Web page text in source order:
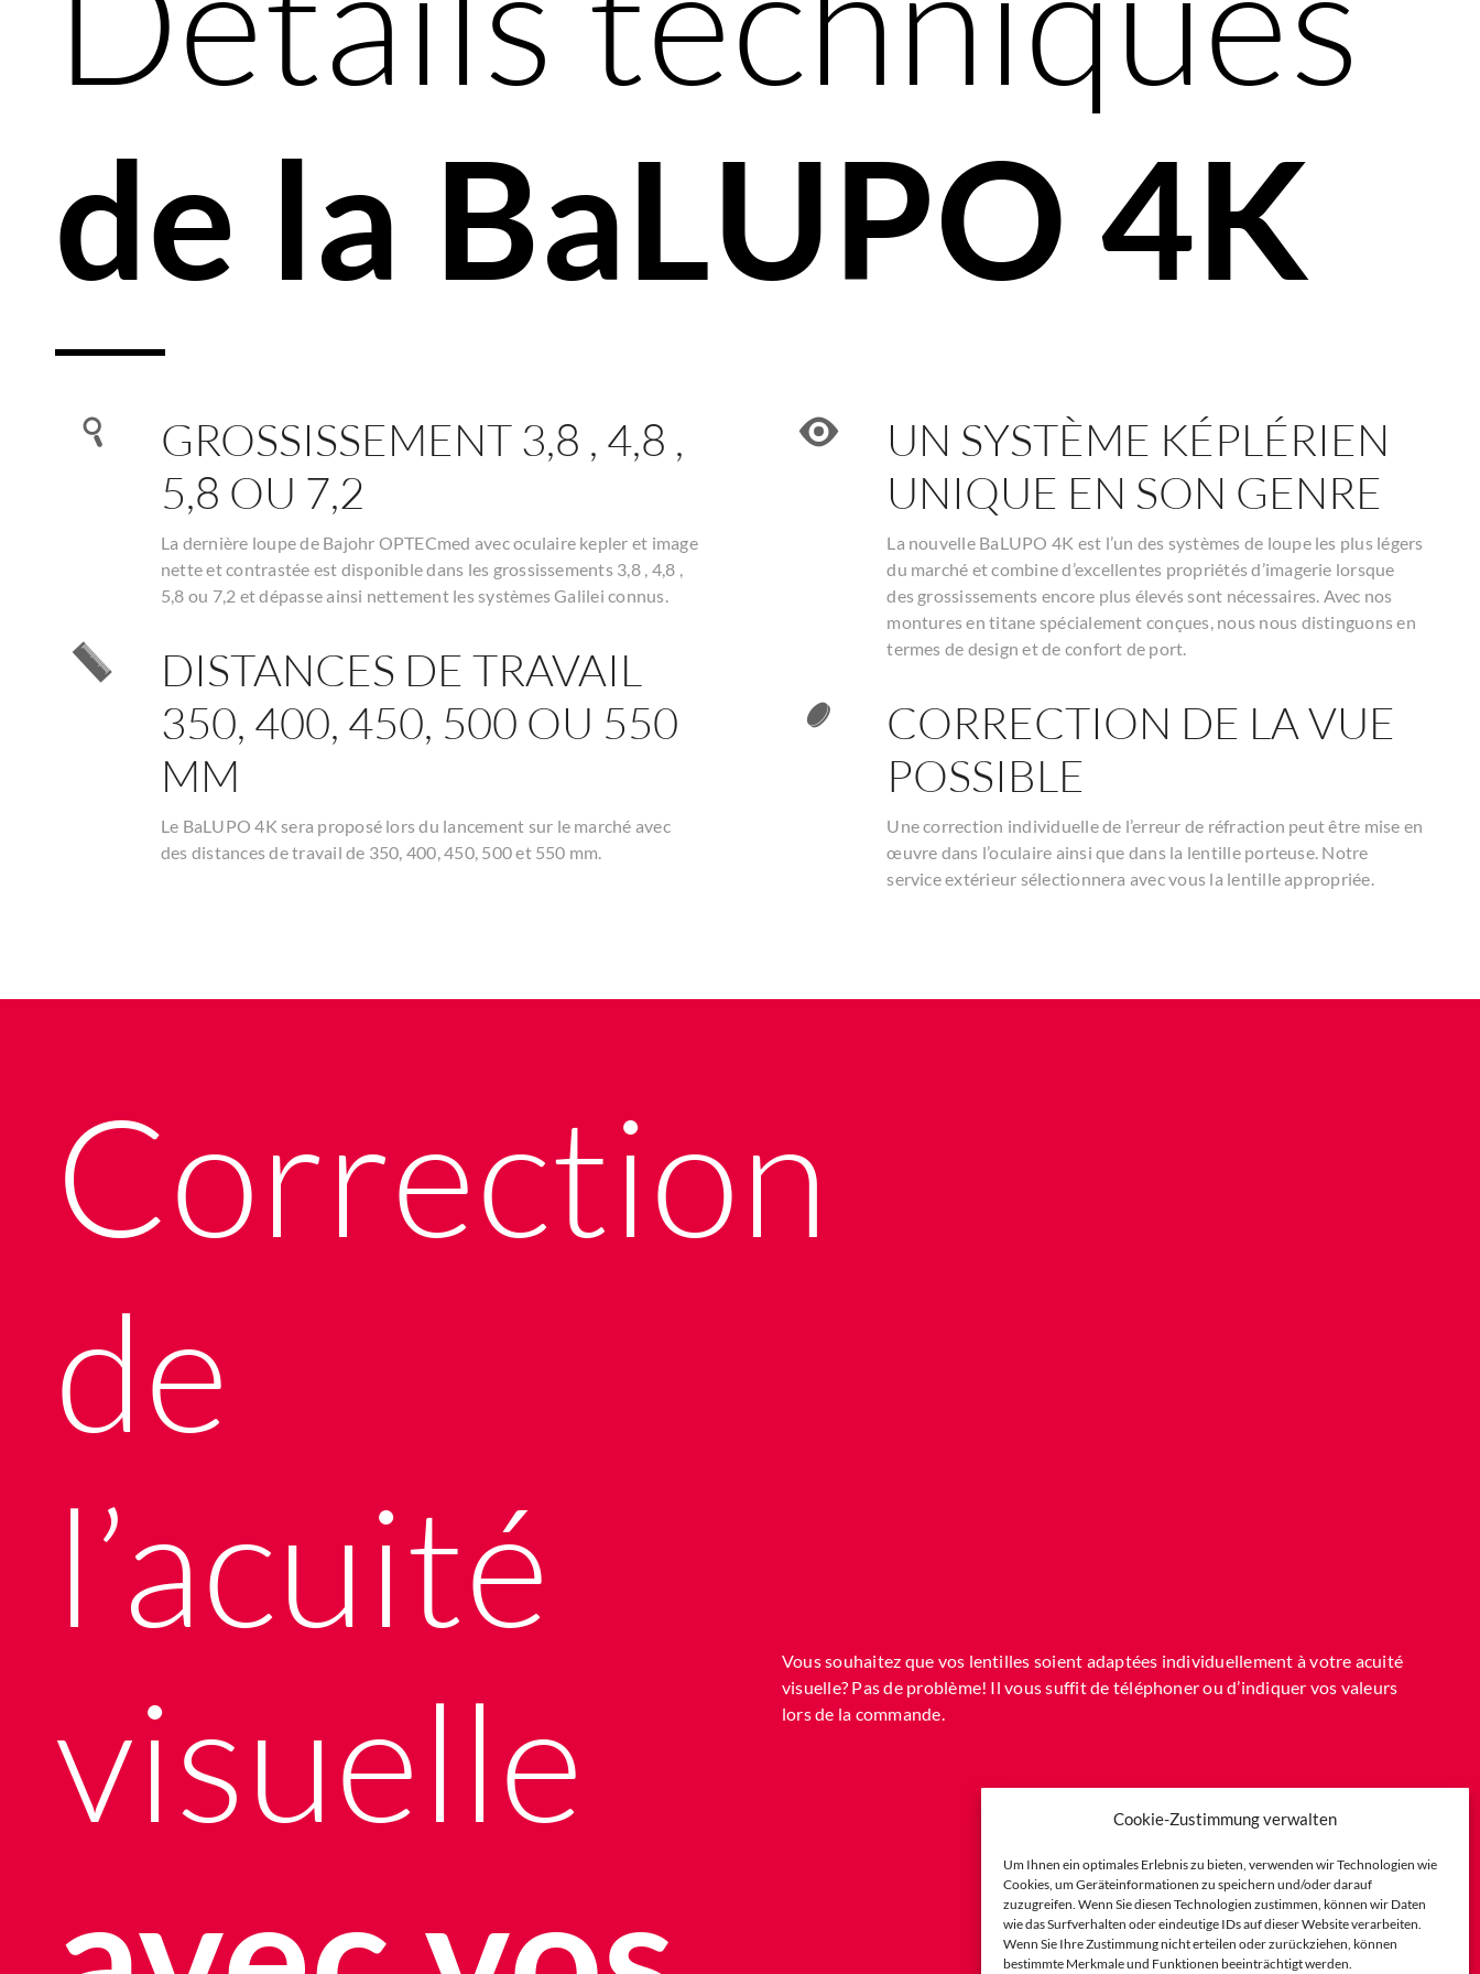
Cookie-Zustimmung verwalten
Um Ihnen ein optimales Erlebnis zu bieten, verwenden wir Technologien wie
Cookies, um Geräteinformationen zu speichern und/oder darauf
zuzugreifen. Wenn Sie diesen Technologien zustimmen, können wir Daten
wie das Surfverhalten oder eindeutige IDs auf dieser Website verarbeiten.
Wenn Sie Ihre Zustimmung nicht erteilen oder zurückziehen, können
bestimmte Merkmale und Funktionen beeinträchtigt werden.
de la BaLUPO 4K
GROSSISSEMENT 3,8 , 4,8 ,
5,8 OU 7,2
La dernière loupe de Bajohr OPTECmed avec oculaire kepler et image
nette et contrastée est disponible dans les grossissements 3,8 , 4,8 ,
5,8 ou 7,2 et dépasse ainsi nettement les systèmes Galilei connus.
DISTANCES DE TRAVAIL
350, 400, 450, 500 OU 550
MM
Le BaLUPO 4K sera proposé lors du lancement sur le marché avec
des distances de travail de 350, 400, 450, 500 et 550 mm.
UN SYSTÈME KÉPLÉRIEN
UNIQUE EN SON GENRE
La nouvelle BaLUPO 4K est l’un des systèmes de loupe les plus légers
du marché et combine d’excellentes propriétés d’imagerie lorsque
des grossissements encore plus élevés sont nécessaires. Avec nos
montures en titane spécialement conçues, nous nous distinguons en
termes de design et de confort de port.
CORRECTION DE LA VUE
POSSIBLE
Une correction individuelle de l’erreur de réfraction peut être mise en
œuvre dans l’oculaire ainsi que dans la lentille porteuse. Notre
service extérieur sélectionnera avec vous la lentille appropriée.
Correction
de
l’acuité
visuelle
Vous souhaitez que vos lentilles soient adaptées individuellement à votre acuité
visuelle? Pas de problème! Il vous suffit de téléphoner ou d’indiquer vos valeurs
lors de la commande.